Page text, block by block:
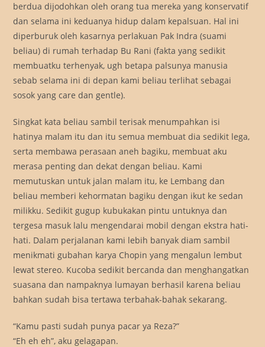
berdua dijodohkan oleh orang tua mereka yang konservatif
dan selama ini keduanya hidup dalam kepalsuan. Hal ini
diperburuk oleh kasarnya perlakuan Pak Indra (suami
beliau) di rumah terhadap Bu Rani (fakta yang sedikit
membuatku terhenyak, ugh betapa palsunya manusia
sebab selama ini di depan kami beliau terlihat sebagai
sosok yang care dan gentle).
Singkat kata beliau sambil terisak menumpahkan isi
hatinya malam itu dan itu semua membuat dia sedikit lega,
serta membawa perasaan aneh bagiku, membuat aku
merasa penting dan dekat dengan beliau. Kami
memutuskan untuk jalan malam itu, ke Lembang dan
beliau memberi kehormatan bagiku dengan ikut ke sedan
milikku. Sedikit gugup kubukakan pintu untuknya dan
tergesa masuk lalu mengendarai mobil dengan ekstra hati-
hati. Dalam perjalanan kami lebih banyak diam sambil
menikmati gubahan karya Chopin yang mengalun lembut
lewat stereo. Kucoba sedikit bercanda dan menghangatkan
suasana dan nampaknya lumayan berhasil karena beliau
bahkan sudah bisa tertawa terbahak-bahak sekarang.
“Kamu pasti sudah punya pacar ya Reza?”
“Eh eh eh”, aku gelagapan.